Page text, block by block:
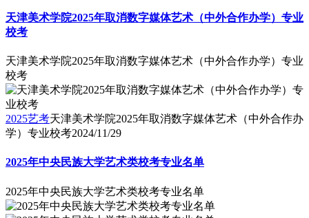
天津美术学院2025年取消数字媒体艺术（中外合作办学）专业
校考
天津美术学院2025年取消数字媒体艺术（中外合作办学）专业
校考
2025艺考天津美术学院2025年取消数字媒体艺术（中外合作办
学）专业校考2024/11/29
2025年中央民族大学艺术类校考专业名单
2025年中央民族大学艺术类校考专业名单